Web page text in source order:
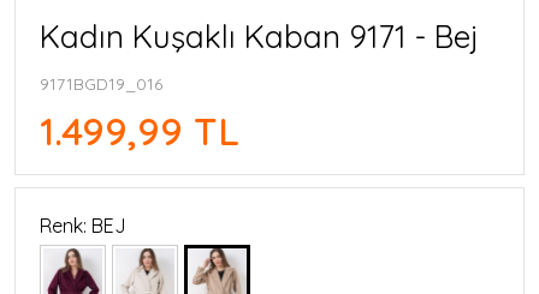
Kadın Kuşaklı Kaban 9171 - Bej
9171BGD19_016
1.499,99 TL
Renk: BEJ